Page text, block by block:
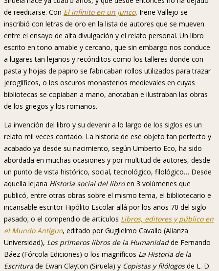
de reeditarse. Con El infinito en un junco, Irene Vallejo se
inscribió con letras de oro en la lista de autores que se mueven
entre el ensayo de alta divulgación y el relato personal. Un libro
escrito en tono amable y cercano, que sin embargo nos conduce
a lugares tan lejanos y recónditos como los talleres donde con
pasta y hojas de papiro se fabricaban rollos utilizados para trazar
jeroglíficos, o los oscuros monasterios medievales en cuyas
bibliotecas se copiaban a mano, anotaban e ilustraban las obras
de los griegos y los romanos.
La invención del libro y su devenir a lo largo de los siglos es un
relato mil veces contado. La historia de ese objeto tan perfecto y
acabado ya desde su nacimiento, según Umberto Eco, ha sido
abordada en muchas ocasiones y por multitud de autores, desde
un punto de vista histórico, social, tecnológico, filológico… Desde
aquella lejana Historia social del libroen 3 volúmenes que
publicó, entre otras obras sobre el mismo tema, el bibliotecario e
incansable escritor Hipólito Escolar allá por los años 70 del siglo
pasado; o el compendio de artículos Libros, editores y público en
el Mundo Antiguo, editado por Guglielmo Cavallo (Alianza
Universidad), Los primeros libros de la Humanidadde Fernando
Báez (Fórcola Ediciones) o los magníficos La Historia de la
Escritura de Ewan Clayton (Siruela) y Copistas y filólogosde L. D.